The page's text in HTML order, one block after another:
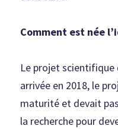
Comment est née
Le projet scientifique
arrivée en 2018, le
maturité et devait
la recherche pour